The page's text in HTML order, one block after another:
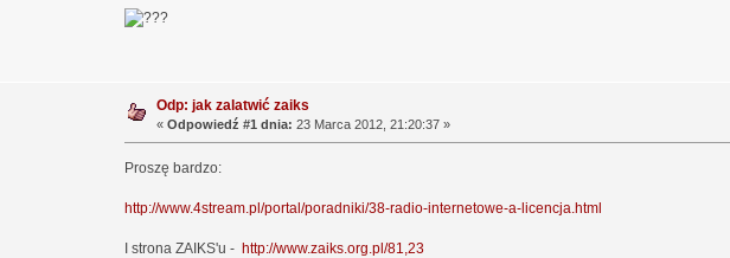
Odp: jak zalatwić zaiks
« Odpowiedź #1 dnia: 23 Marca 2012, 21:20:37 »
Proszę bardzo:
http://www.4stream.pl/portal/poradniki/38-radio-internetowe-a-licencja.html
I strona ZAIKS'u - http://www.zaiks.org.pl/81,23